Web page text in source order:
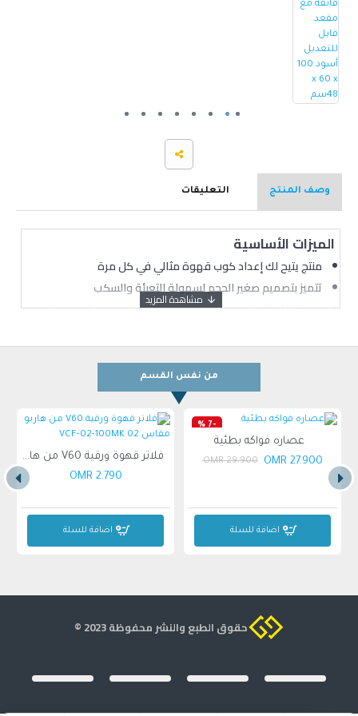
وصف المنتج التعليقات
الميزات الأساسية
منتج يتيح لك إعداد كوب قهوة مثالي في كل مرة
تتميز بتصميم صغير الحجم لسهولة التعبئة والسكب
ممتاز لغلي الماء بسرعة وأمان أكبر عندما تريد فنجان قهوة
من نفس القسم
-7 %
عصاره فواكه بطئية
27.900 OMR
29.900 OMR
اضافة للسلة
فلاتر قهوة ورقية V60 من هاريو مقاس 02 VCF-02-100MK
2.790 OMR
اضافة للسلة
حقوق الطبع والنشر محفوظة 2023 ©